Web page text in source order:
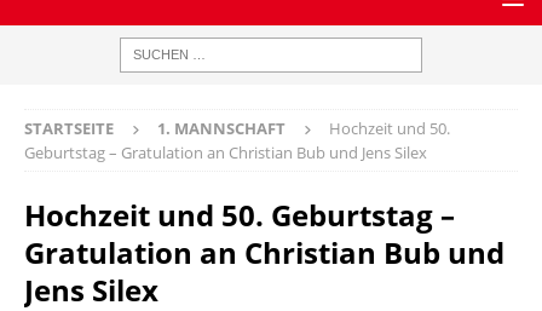
STARTSEITE 1. MANNSCHAFT
Hochzeit und 50.
Geburtstag – Gratulation an Christian Bub und Jens Silex
Hochzeit und 50. Geburtstag –
Gratulation an Christian Bub und
Jens Silex